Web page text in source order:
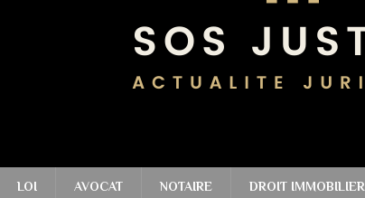
LOI AVOCAT NOTAIRE DROIT IMMOBILIER